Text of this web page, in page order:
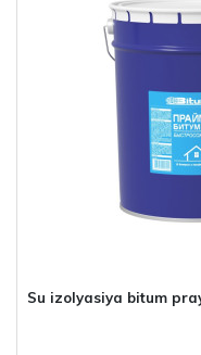
Su izolyasiya bitum